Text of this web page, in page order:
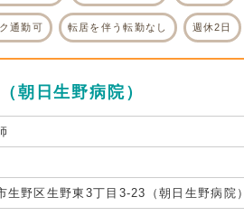
通勤可 転居を伴う転勤なし 週休2日
朝日生野病院）
生野区生野東3丁目3-23（朝日生野病院）